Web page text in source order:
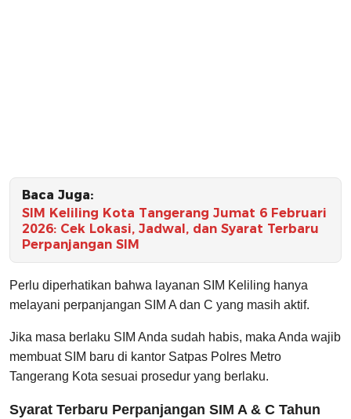
Baca Juga:
SIM Keliling Kota Tangerang Jumat 6 Februari
2026: Cek Lokasi, Jadwal, dan Syarat Terbaru
Perpanjangan SIM
Perlu diperhatikan bahwa layanan SIM Keliling hanya
melayani perpanjangan SIM A dan C yang masih aktif.
Jika masa berlaku SIM Anda sudah habis, maka Anda wajib
membuat SIM baru di kantor Satpas Polres Metro
Tangerang Kota sesuai prosedur yang berlaku.
Syarat Terbaru Perpanjangan SIM A & C Tahun